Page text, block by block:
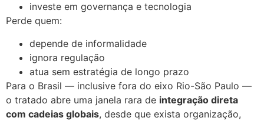
investe em governança e tecnologia
Perde quem:
depende de informalidade
ignora regulação
atua sem estratégia de longo prazo
Para o Brasil — inclusive fora do eixo Rio-São Paulo —
o tratado abre uma janela rara de integração direta
com cadeias globais, desde que exista organização,